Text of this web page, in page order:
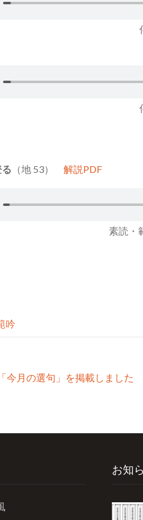
（地 53） 解説PDF
素読・
吟
今月の選句」を掲載しました
お知